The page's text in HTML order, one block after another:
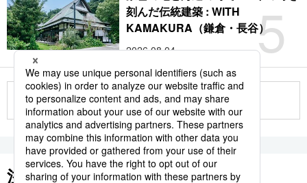
5
刻んだ伝統建築 : WITH
KAMAKURA（鎌倉・長谷）
2026.08.04
もっと見る
注目のキーワード